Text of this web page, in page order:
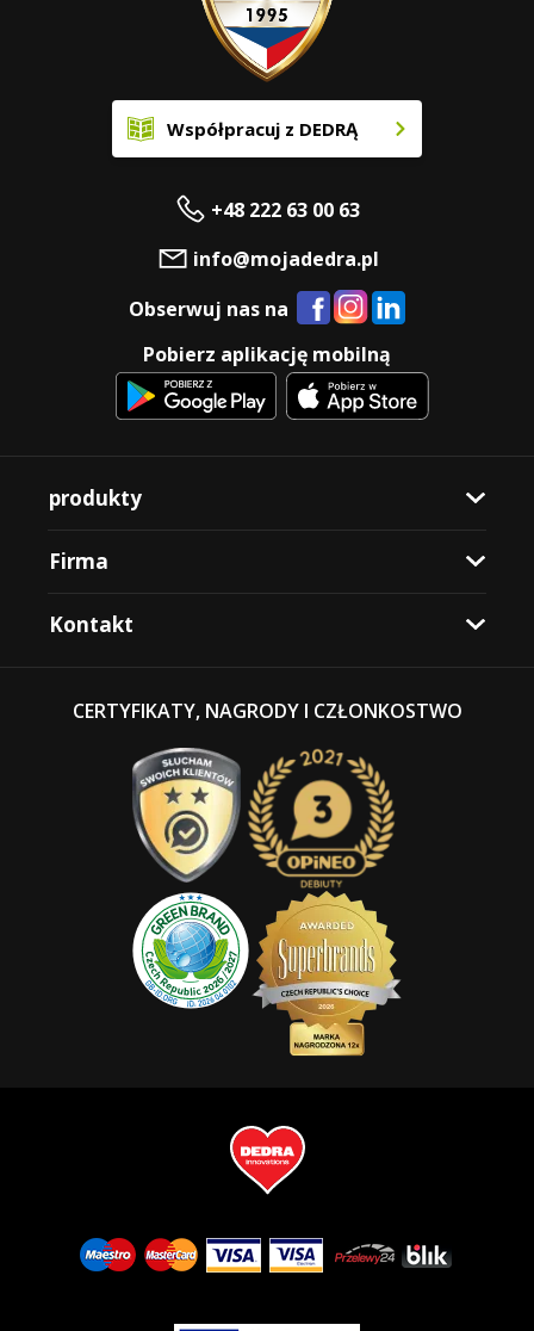
Współpracuj z DEDRĄ
+48 222 63 00 63
info@mojadedra.pl
Obserwuj nas na
Pobierz aplikację mobilną
produkty
Firma
Kontakt
CERTYFIKATY, NAGRODY I CZŁONKOSTWO